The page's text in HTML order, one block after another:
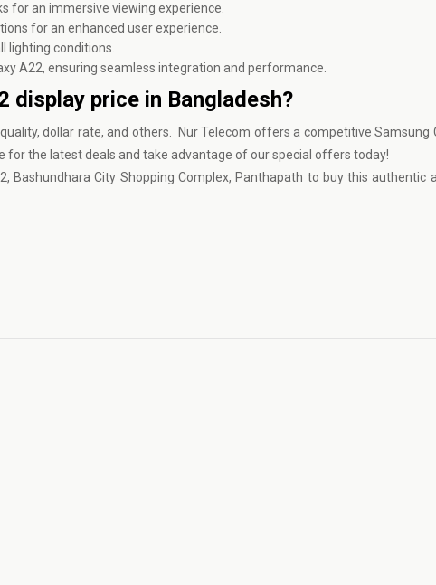
for an immersive viewing experience.
for an enhanced user experience.
lighting conditions.
A22, ensuring seamless integration and performance.
display price in Bangladesh?
dollar rate, and others. Nur Telecom offers a competitive Samsung
for the latest deals and take advantage of our special offers today!
Bashundhara City Shopping Complex, Panthapath to buy this authentic